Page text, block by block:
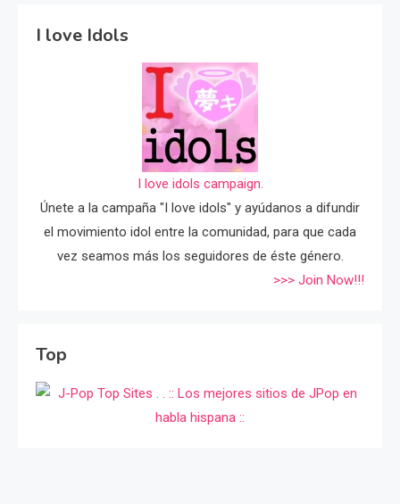
I love Idols
I love idols campaign.
Únete a la campaña "I love idols" y ayúdanos a difundir
el movimiento idol entre la comunidad, para que cada
vez seamos más los seguidores de éste género.
>>> Join Now!!!
Top